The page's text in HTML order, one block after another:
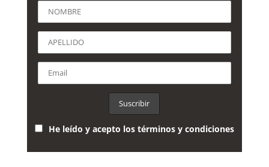
He leído y acepto los términos y condiciones